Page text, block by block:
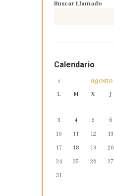
Buscar Llamado
Calendario
agosto
L M X J
3
4 5 6
10
11 12 13
17
18 19 20
24
25 26 27
31